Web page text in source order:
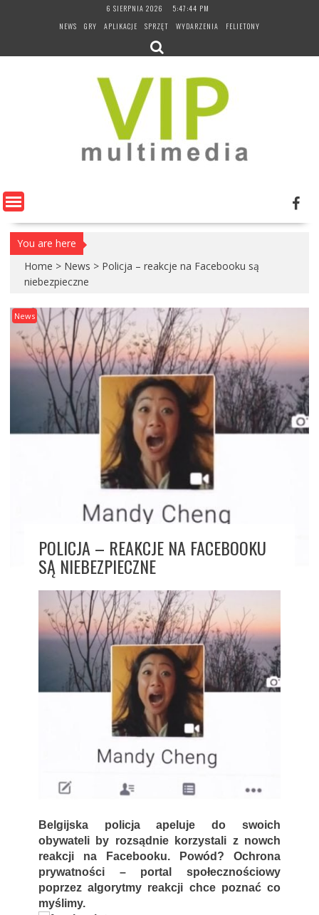
6 SIERPNIA 2026
5:47:45 PM
NEWS
GRY APLIKACJE SPRZĘT WYDARZENIA FELIETONY
You are here
Home > News > Policja – reakcje na Facebooku są
niebezpieczne
News
POLICJA – REAKCJE NA FACEBOOKU
SĄ NIEBEZPIECZNE
Belgijska policja apeluje do swoich
obywateli by rozsądnie korzystali z nowch
reakcji na Facebooku. Powód? Ochrona
prywatności – portal społecznościowy
poprzez algorytmy reakcji chce poznać co
myślimy.